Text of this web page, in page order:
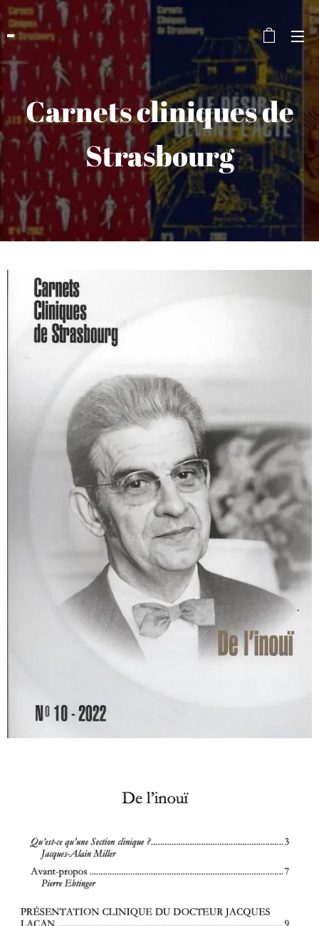
Carnets cliniques de
Strasbourg